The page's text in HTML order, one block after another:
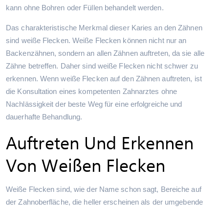
kann ohne Bohren oder Füllen behandelt werden.
Das charakteristische Merkmal dieser Karies an den Zähnen
sind weiße Flecken. Weiße Flecken können nicht nur an
Backenzähnen, sondern an allen Zähnen auftreten, da sie alle
Zähne betreffen. Daher sind weiße Flecken nicht schwer zu
erkennen. Wenn weiße Flecken auf den Zähnen auftreten, ist
die Konsultation eines kompetenten Zahnarztes ohne
Nachlässigkeit der beste Weg für eine erfolgreiche und
dauerhafte Behandlung.
Auftreten Und Erkennen
Von Weißen Flecken
Weiße Flecken sind, wie der Name schon sagt, Bereiche auf
der Zahnoberfläche, die heller erscheinen als der umgebende